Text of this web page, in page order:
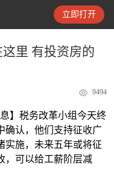
立即打开
里 有投资房的
9494
】税务改革小组今天终
确认，他们支持征收广
实施，未来五年或将征
，可以给工薪阶层减